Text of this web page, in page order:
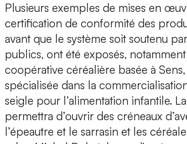
Plusieurs exemples de mises en
certification de conformité des
avant que le système soit soutenu
publics, ont été exposés,
coopérative céréalière basée à
spécialisée dans la
seigle pour l’alimentation infantile.
permettra d’ouvrir des créneaux
l’épeautre et le sarrasin et les